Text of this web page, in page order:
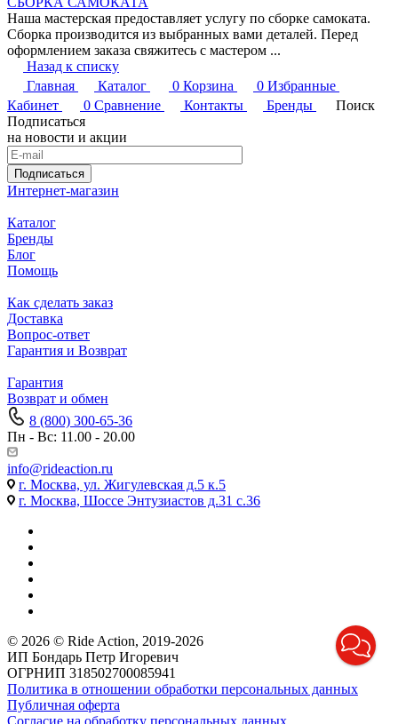
Наша мастерская предоставляет услугу по сборке самоката.
Сборка производится из выбранных вами деталей. Перед
оформлением заказа свяжитесь с мастером ...
Назад к списку
Главная
Каталог 0 Корзина 0 Избранные
Кабинет
0 Сравнение Контакты Бренды
Поиск
Подписаться
на новости и акции
Подписаться
Интернет-магазин
Каталог
Бренды
Блог
Помощь
Как сделать заказ
Доставка
Вопрос-ответ
Гарантия и Возврат
Гарантия
Возврат и обмен
8 (800) 300-65-36
Пн - Вс: 11.00 - 20.00
info@rideaction.ru
г. Москва, ул. Жигулевская д.5 к.5
г. Москва, Шоссе Энтузиастов д.31 с.36
© 2026 © Ride Action, 2019-2026
ИП Бондарь Петр Игоревич
ОГРНИП 318502700085941
Политика в отношении обработки персональных данных
Публичная оферта